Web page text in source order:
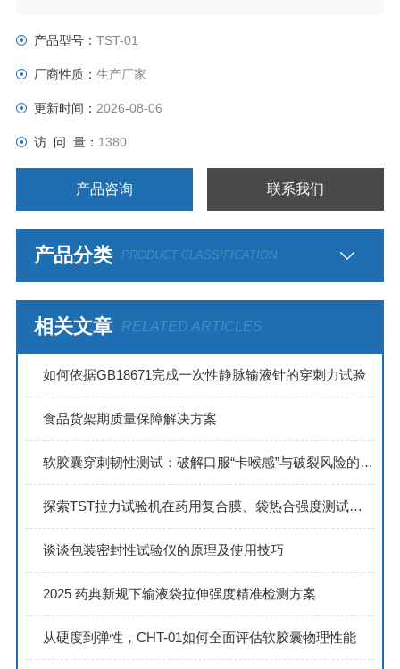
产品型号： TST-01
厂商性质： 生产厂家
更新时间： 2026-08-06
访 问 量： 1380
产品咨询 联系我们
产品分类 PRODUCT CLASSIFICATION
相关文章 RELATED ARTICLES
如何依据GB18671完成一次性静脉输液针的穿刺力试验
食品货架期质量保障解决方案
软胶囊穿刺韧性测试：破解口服“卡喉感”与破裂风险的技术密码
探索TST拉力试验机在药用复合膜、袋热合强度测试中的精准应用
谈谈包装密封性试验仪的原理及使用技巧
2025 药典新规下输液袋拉伸强度精准检测方案
从硬度到弹性，CHT-01如何全面评估软胶囊物理性能